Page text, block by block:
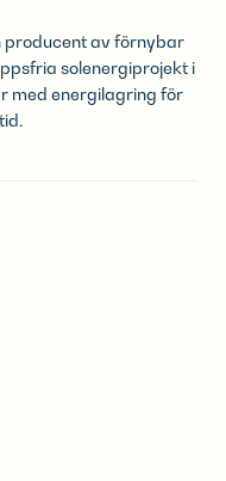
producent av förnybar
solenergiprojekt i
med energilagring för